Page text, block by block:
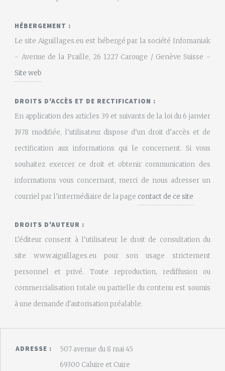
HÉBERGEMENT :
Le site Aiguillages.eu est hébergé par la société Infomaniak
- Avenue de la Praille, 26 1227 Carouge / Genève Suisse -
Site web
DROITS D'ACCÈS ET DE RECTIFICATION :
En application des articles 39 et suivants de la loi du 6 janvier
1978 modifiée, l’utilisateur dispose d’un droit d’accès et de
rectification aux informations qui le concernent. Si vous
souhaitez exercer ce droit et obtenir communication des
informations vous concernant, merci de nous adresser un
courriel par l'intermédiaire de la page contact de ce site
DROITS D'AUTEUR :
L’éditeur consent à l’utilisateur le droit de consultation du
site www.aiguillages.eu pour son usage strictement
personnel et privé. Toute reproduction, rediffusion ou
commercialisation totale ou partielle du contenu est soumis
à une demande d'autorisation préalable.
ADRESSE :
507 avenue du 8 mai 45
69300 Caluire et Cuire